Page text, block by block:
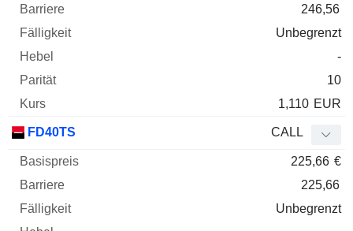
246,56
Unbegrenzt
-
10
1,110 EUR
FD40TS CALL
225,66 €
225,66
Unbegrenzt